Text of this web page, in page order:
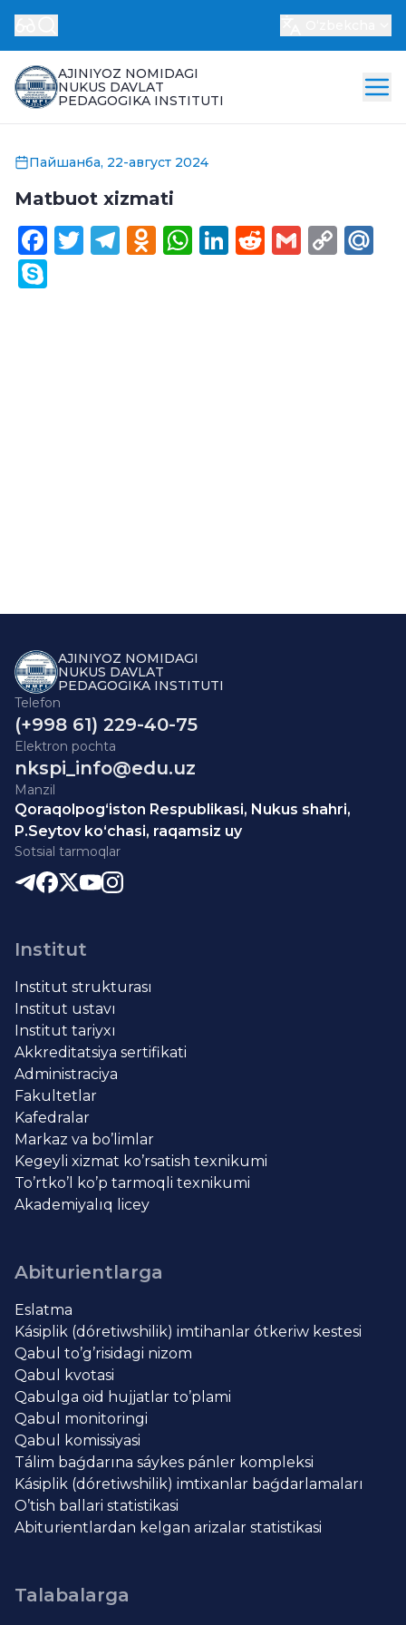
AJINIYOZ NOMIDAGI
NUKUS DAVLAT
PEDAGOGIKA INSTITUTI
Пайшанба, 22-август 2024
Matbuot xizmati
Facebook
Twitter
Telegram
Odnoklassniki
WhatsApp
LinkedIn
Reddit
Gmail
AJINIYOZ NOMIDAGI
NUKUS DAVLAT
PEDAGOGIKA INSTITUTI
Telefon
(+998 61) 229-40-75
Elektron pochta
nkspi_info@edu.uz
Manzil
Qoraqolpog‘iston Respublikasi, Nukus shahri,
P.Seytov ko‘chasi, raqamsiz uy
Sotsial tarmoqlar
Institut
Institut strukturası
Institut ustavı
Institut tariyxı
Akkreditatsiya sertifikati
Administraciya
Fakultetlar
Kafedralar
Markaz va bo’limlar
Kegeyli xizmat ko’rsatish texnikumi
To’rtko’l ko’p tarmoqli texnikumi
Akademiyalıq licey
Abiturientlarga
Eslatma
Kásiplik (dóretiwshilik) imtihanlar ótkeriw kestesi
Qabul to’g’risidagi nizom
Qabul kvotasi
Qabulga oid hujjatlar to’plami
Qabul monitoringi
Qabul komissiyasi
Tálim baǵdarına sáykes pánler kompleksi
Kásiplik (dóretiwshilik) imtixanlar baǵdarlamaları
O’tish ballari statistikasi
Abiturientlardan kelgan arizalar statistikasi
Talabalarga